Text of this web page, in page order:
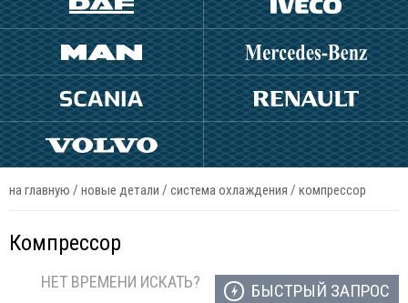
на главную / новые детали / система охлаждения / компрессор
Компрессор
НЕТ ВРЕМЕНИ ИСКАТЬ? БЫСТРЫЙ ЗАПРОС